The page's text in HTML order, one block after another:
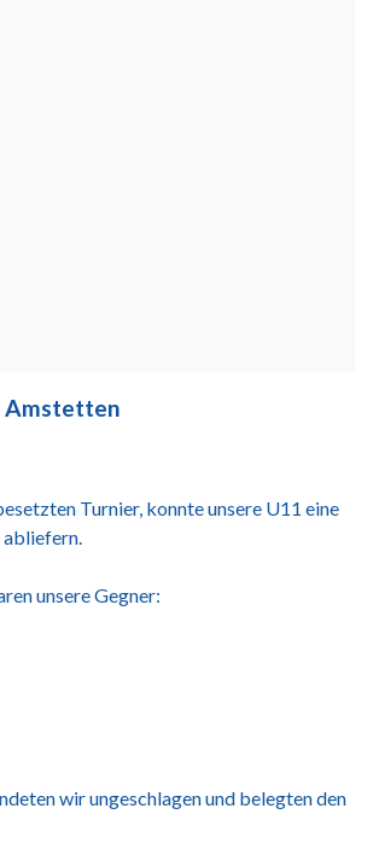
Amstetten
Turnier, konnte unsere U11 eine
abliefern.
unsere Gegner:
wir ungeschlagen und belegten den